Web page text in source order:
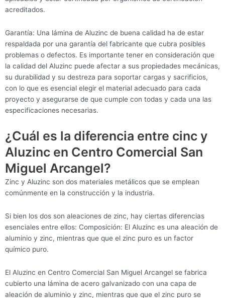
acreditados.
Garantía: Una lámina de Aluzinc de buena calidad ha de estar
respaldada por una garantía del fabricante que cubra posibles
problemas o defectos. Es importante tener en consideración que
la calidad del Aluzinc puede afectar a sus propiedades mecánicas,
su durabilidad y su destreza para soportar cargas y sacrificios,
con lo que es esencial elegir el material adecuado para cada
proyecto y asegurarse de que cumple con todas y cada una las
especificaciones necesarias.
¿Cuál es la diferencia entre cinc y
Aluzinc en Centro Comercial San
Miguel Arcangel?
Zinc y Aluzinc son dos materiales metálicos que se emplean
comúnmente en la construcción y la industria.
Si bien los dos son aleaciones de zinc, hay ciertas diferencias
esenciales entre ellos: Composición: El Aluzinc es una aleación de
aluminio y zinc, mientras que que el zinc puro es un factor
químico puro.
El Aluzinc en Centro Comercial San Miguel Arcangel se fabrica
cubierto una lámina de acero galvanizado con una capa de
aleación de aluminio y zinc, mientras que que el zinc puro se